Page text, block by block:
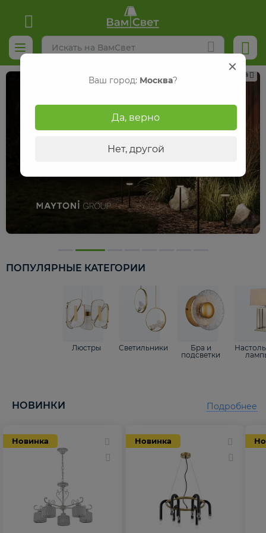
Реклама
ПОПУЛЯРНЫЕ КАТЕГОРИИ
Люстры Светильники
Бра и
подсветки
НОВИНКИ
Новинка Новинка
Подробнее
Ваш город: Москва?
Да, верно
Нет, другой